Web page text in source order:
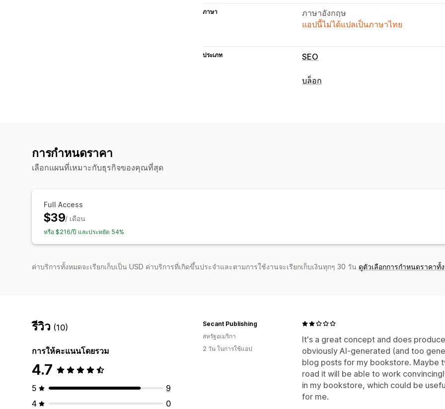
ภาษา
ภาษาอังกฤษ
แอปนี้ไม่ได้แปลเป็นภาษาไทย
ประเภท SEO
เครื่องมือ SEO
บล็อก
การกำหนดราคา
เลือกแผนที่เหมาะกับธุรกิจของคุณที่สุด
Full Access
$39/ เดือน
หรือ $216/ปี และประหยัด 54%
ค่าบริการทั้งหมดจะเรียกเก็บเป็น USD ค่าบริการที่เกิดขึ้นประจำและตามการใช้งานจะเรียกเก็บเงินทุกๆ 30 วัน ดูตัวเลือกการกำหนดราคาทั้
รีวิว (10)
การให้คะแนนโดยรวม
4.7
5
9
4
0
It's a great concept and does
obviously AI-generated (and too
blog posts for my bookstore. Maybe
road it will be able to work
in my bookstore, which could be
for me.
Secant Publishing
สหรัฐอเมริกา
2 วัน ในการใช้แอป